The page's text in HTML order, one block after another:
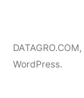
DATAGRO.COM,
WordPress.